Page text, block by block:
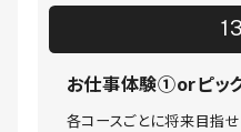
お仕事体験①orピッ
各コースごとに将来目指